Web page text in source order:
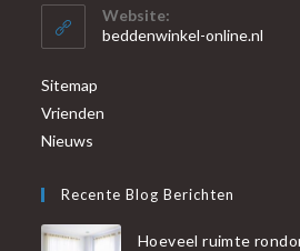
Website:
beddenwinkel-online.nl
Sitemap
Vrienden
Nieuws
Recente Blog Berichten
Hoeveel ruimte